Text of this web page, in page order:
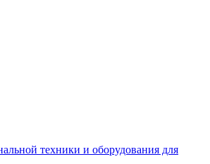
техники и оборудования для